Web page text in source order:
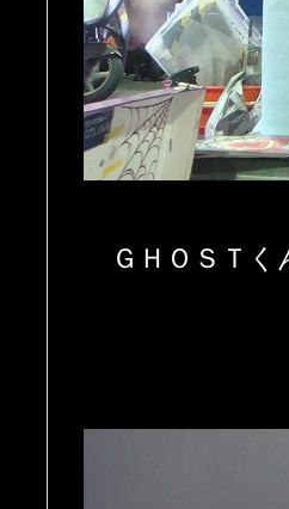
ＧＨＯＳＴく